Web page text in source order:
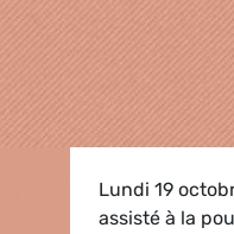
Lundi 19
assisté à la